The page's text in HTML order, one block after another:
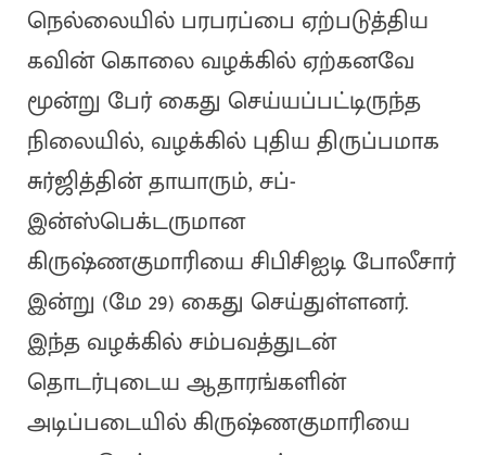
நெல்லையில் பரபரப்பை ஏற்படுத்திய
கவின் கொலை வழக்கில் ஏற்கனவே
மூன்று பேர் கைது செய்யப்பட்டிருந்த
நிலையில், வழக்கில் புதிய திருப்பமாக
சுர்ஜித்தின் தாயாரும், சப்-
இன்ஸ்பெக்டருமான
கிருஷ்ணகுமாரியை சிபிசிஐடி போலீசார்
இன்று (மே 29) கைது செய்துள்ளனர்.
இந்த வழக்கில் சம்பவத்துடன்
தொடர்புடைய ஆதாரங்களின்
அடிப்படையில் கிருஷ்ணகுமாரியை